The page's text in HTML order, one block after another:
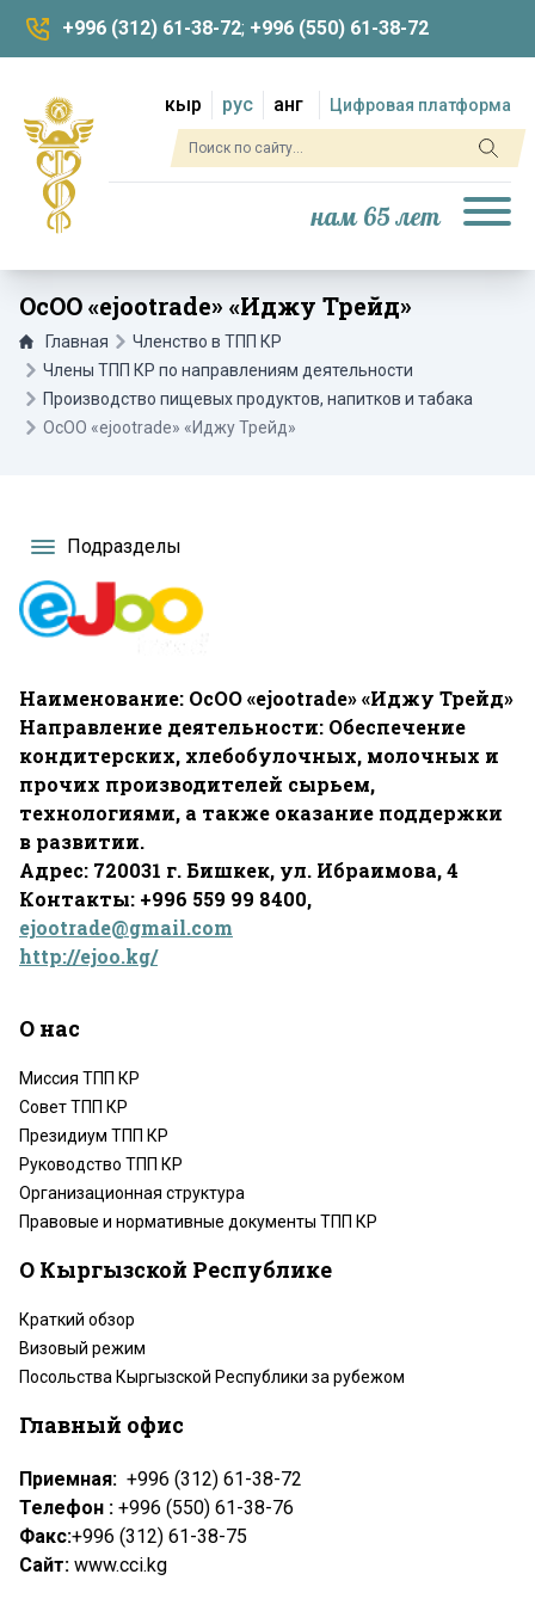
+996 (312) 61-38-72; +996 (550) 61-38-72
кыр рус анг Цифровая платформа
нам 65 лет
ОсОО «ejootrade» «Иджу Трейд»
Главная
Членство в ТПП КР
Члены ТПП КР по направлениям деятельности
Производство пищевых продуктов, напитков и табака
ОсОО «ejootrade» «Иджу Трейд»
Подразделы
Наименование: ОсОО «ejootrade» «Иджу Трейд»
Направление деятельности: Обеспечение
кондитерских, хлебобулочных, молочных и
прочих производителей сырьем,
технологиями, а также оказание поддержки
в развитии.
Адрес: 720031 г. Бишкек, ул. Ибраимова, 4
Контакты: +996 559 99 8400,
ejootrade@gmail.com
http://ejoo.kg/
О нас
Миссия ТПП КР
Совет ТПП КР
Президиум ТПП КР
Руководство ТПП КР
Организационная структура
Правовые и нормативные документы ТПП КР
О Кыргызской Республике
Краткий обзор
Визовый режим
Посольства Кыргызской Республики за рубежом
Главный офис
Приемная: +996 (312) 61-38-72
Телефон : +996 (550) 61-38-76
Факс:+996 (312) 61-38-75
Сайт: www.cci.kg